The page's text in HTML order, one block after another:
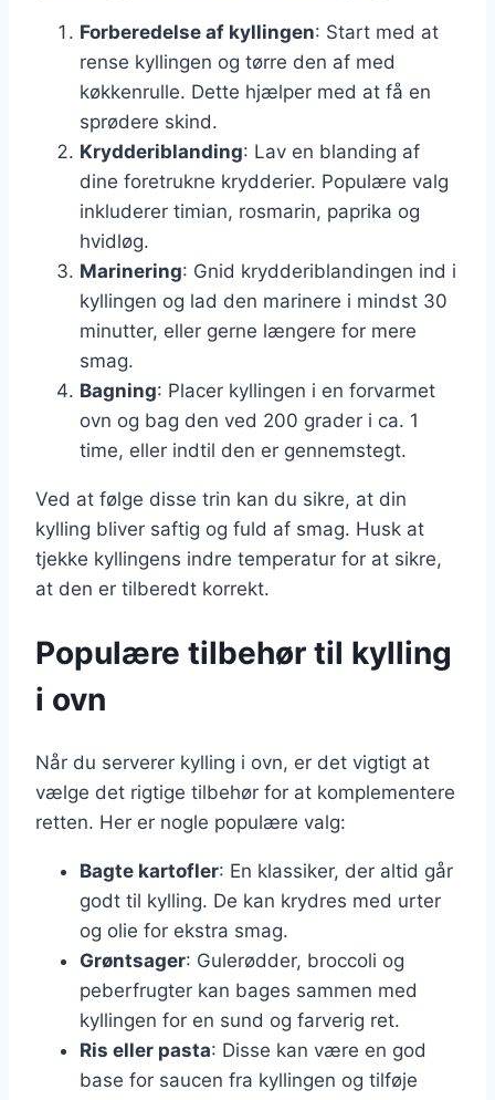
Forberedelse af kyllingen: Start med at
rense kyllingen og tørre den af med
køkkenrulle. Dette hjælper med at få en
sprødere skind.
Krydderiblanding: Lav en blanding af
dine foretrukne krydderier. Populære valg
inkluderer timian, rosmarin, paprika og
hvidløg.
Marinering: Gnid krydderiblandingen ind i
kyllingen og lad den marinere i mindst 30
minutter, eller gerne længere for mere
smag.
Bagning: Placer kyllingen i en forvarmet
ovn og bag den ved 200 grader i ca. 1
time, eller indtil den er gennemstegt.
Ved at følge disse trin kan du sikre, at din
kylling bliver saftig og fuld af smag. Husk at
tjekke kyllingens indre temperatur for at sikre,
at den er tilberedt korrekt.
Populære tilbehør til kylling
i ovn
Når du serverer kylling i ovn, er det vigtigt at
vælge det rigtige tilbehør for at komplementere
retten. Her er nogle populære valg:
Bagte kartofler: En klassiker, der altid går
godt til kylling. De kan krydres med urter
og olie for ekstra smag.
Grøntsager: Gulerødder, broccoli og
peberfrugter kan bages sammen med
kyllingen for en sund og farverig ret.
Ris eller pasta: Disse kan være en god
base for saucen fra kyllingen og tilføje